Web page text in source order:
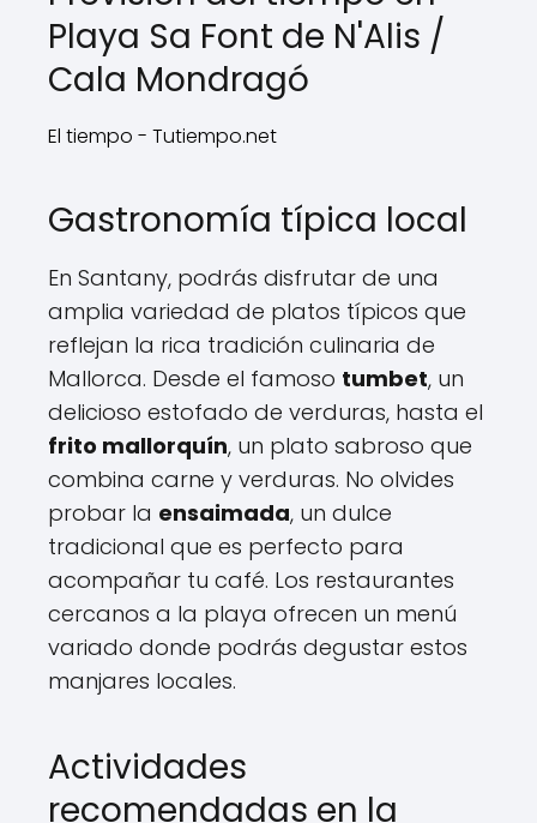
Playa Sa Font de N'Alis /
Cala Mondragó
El tiempo - Tutiempo.net
Gastronomía típica local
En Santany, podrás disfrutar de una
amplia variedad de platos típicos que
reflejan la rica tradición culinaria de
Mallorca. Desde el famoso tumbet, un
delicioso estofado de verduras, hasta el
frito mallorquín, un plato sabroso que
combina carne y verduras. No olvides
probar la ensaimada, un dulce
tradicional que es perfecto para
acompañar tu café. Los restaurantes
cercanos a la playa ofrecen un menú
variado donde podrás degustar estos
manjares locales.
Actividades
recomendadas en la